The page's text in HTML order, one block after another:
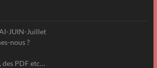
JUIN-Juillet
nous ?
des PDF etc…